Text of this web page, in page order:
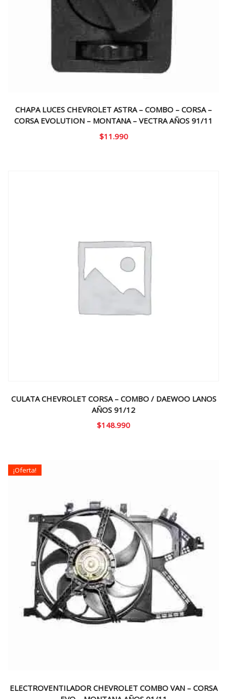
CHAPA LUCES CHEVROLET ASTRA – COMBO – CORSA –
CORSA EVOLUTION – MONTANA – VECTRA AÑOS 91/11
$11.990
CULATA CHEVROLET CORSA – COMBO / DAEWOO LANOS
AÑOS 91/12
$148.990
¡Oferta!
ELECTROVENTILADOR CHEVROLET COMBO VAN – CORSA